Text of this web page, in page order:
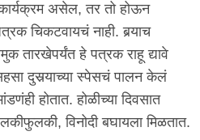
असेल, तर तो होऊन
चिकटवायचं नाही. बर्‍याच
तारखेपर्यंत हे पत्रक राहू द्यावे
दुसर्‍याच्या स्पेसचं पालन केलं
होतात. होळीच्या दिवसात
विनोदी बघायला मिळतात.